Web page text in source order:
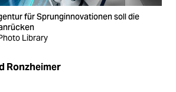
für Sprunginnovationen soll die
Library
Ronzheimer